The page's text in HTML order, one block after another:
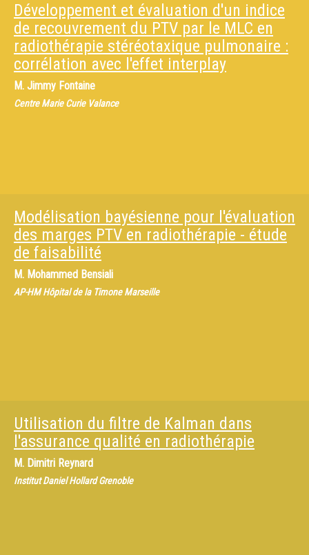
Développement et évaluation d'un indice
de recouvrement du PTV par le MLC en
radiothérapie stéréotaxique pulmonaire :
corrélation avec l'effet interplay
M. Jimmy Fontaine
Centre Marie Curie Valance
Modélisation bayésienne pour l'évaluation
des marges PTV en radiothérapie - étude
de faisabilité
M. Mohammed Bensiali
AP-HM Hôpital de la Timone Marseille
Utilisation du filtre de Kalman dans
l'assurance qualité en radiothérapie
M. Dimitri Reynard
Institut Daniel Hollard Grenoble